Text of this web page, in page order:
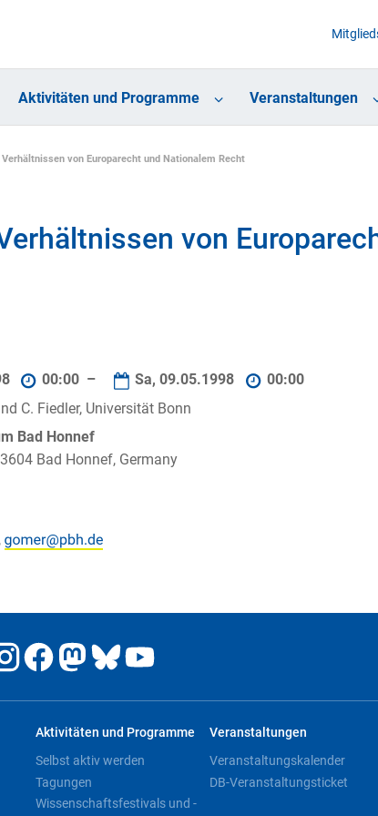
Aktivitäten und Programme Veranstaltungen
von Europarecht und Nationalem Recht
von
00:00 – Sa, 09.05.1998
00:00
C. Fiedler, Universität Bonn
Bad Honnef
Bad Honnef, Germany
Aktivitäten und Programme
Selbst aktiv werden
Tagungen
Wissenschaftsfestivals und -
Veranstaltungen
Veranstaltungskalender
DB-Veranstaltungsticket